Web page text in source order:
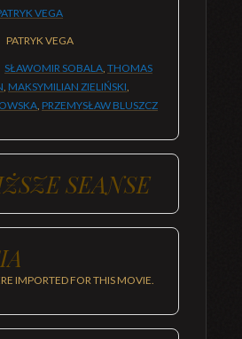
VEGA
PATRYK VEGA
SŁAWOMIR SOBALA, THOMAS
, MAKSYMILIAN ZIELIŃSKI,
, PRZEMYSŁAW BLUSZCZ
SEANSE
IMPORTED FOR THIS MOVIE.